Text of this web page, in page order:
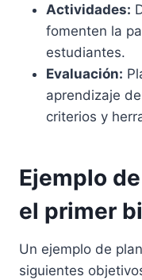
Actividades:
fomenten la
estudiantes.
Evaluación:
aprendizaje
criterios y
Ejemplo
el primer
Un ejemplo de
siguientes